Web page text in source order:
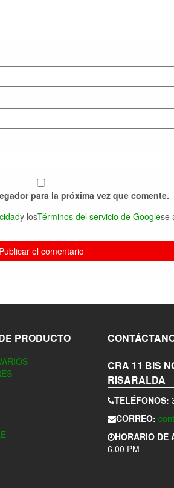
para la próxima vez que comente.
y losTérminos del servicio de Googlese
PRODUCTO
CRA 11 BIS
RISARALDA
TELÉFONOS:
CORREO:
HORARIO DE
6.00 PM